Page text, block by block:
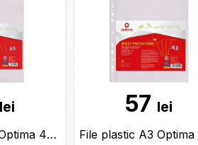
lei
File plastic A3 Optima 40mk (50buc) orizontale O35113
57 lei